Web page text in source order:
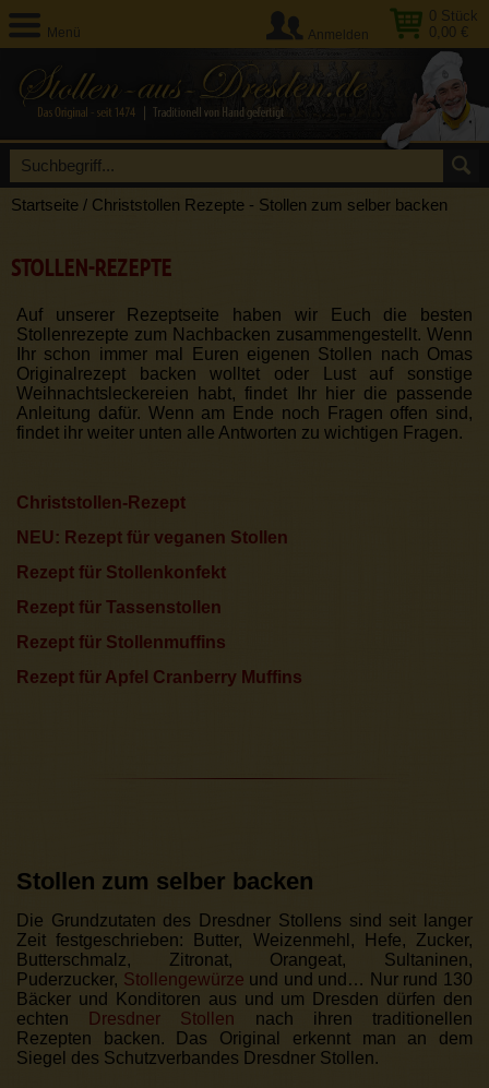
Menü
0 Stück
0,00 €
Anmelden
Startseite / Christstollen Rezepte - Stollen zum selber backen
STOLLEN-REZEPTE
Auf unserer Rezeptseite haben wir Euch die besten
Stollenrezepte zum Nachbacken zusammengestellt. Wenn
Ihr schon immer mal Euren eigenen Stollen nach Omas
Originalrezept backen wolltet oder Lust auf sonstige
Weihnachtsleckereien habt, findet Ihr hier die passende
Anleitung dafür. Wenn am Ende noch Fragen offen sind,
findet ihr weiter unten alle Antworten zu wichtigen Fragen.
Christstollen-Rezept
NEU: Rezept für veganen Stollen
Rezept für Stollenkonfekt
Rezept für Tassenstollen
Rezept für Stollenmuffins
Rezept für Apfel Cranberry Muffins
Stollen zum selber backen
Die Grundzutaten des Dresdner Stollens sind seit langer
Zeit festgeschrieben: Butter, Weizenmehl, Hefe, Zucker,
Butterschmalz, Zitronat, Orangeat, Sultaninen,
Puderzucker, Stollengewürze und und und… Nur rund 130
Bäcker und Konditoren aus und um Dresden dürfen den
echten
Dresdner Stollen nach ihren traditionellen
Rezepten backen. Das Original erkennt man an dem
Siegel des Schutzverbandes Dresdner Stollen.